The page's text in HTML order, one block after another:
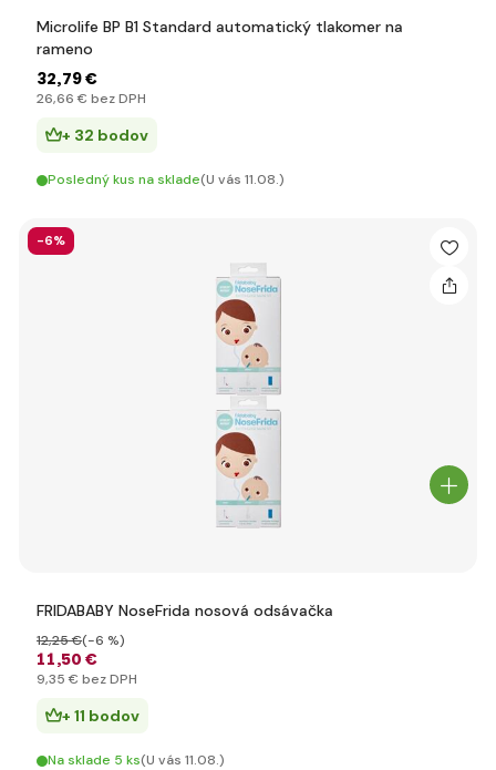
Microlife BP B1 Standard automatický tlakomer na
rameno
32,79 €
26,66 € bez DPH
+ 32 bodov
Posledný kus na sklade(U vás 11.08.)
-6%
FRIDABABY NoseFrida nosová odsávačka
11,50 €
12,25 €(-6 %)
9,35 € bez DPH
+ 11 bodov
Na sklade 5 ks(U vás 11.08.)